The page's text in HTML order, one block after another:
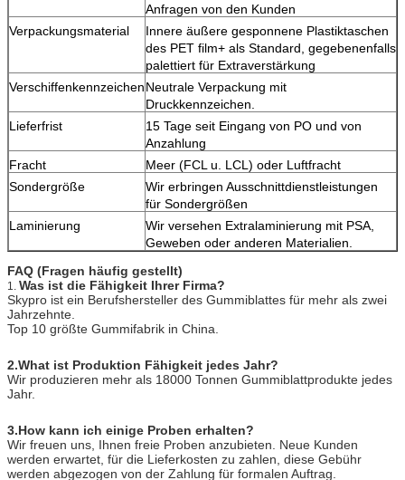
Anfragen von den Kunden
Verpackungsmaterial
Innere äußere gesponnene Plastiktaschen
des PET film+ als Standard, gegebenenfalls
palettiert für Extraverstärkung
VerschiffenkennzeichenNeutrale Verpackung mit
Druckkennzeichen.
Lieferfrist
15 Tage seit Eingang von PO und von
Anzahlung
Fracht
Meer (FCL u. LCL) oder Luftfracht
Sondergröße
Wir erbringen Ausschnittdienstleistungen
für Sondergrößen
Laminierung
Wir versehen Extralaminierung mit PSA,
Geweben oder anderen Materialien.
FAQ (Fragen häufig gestellt)
1. Was ist die Fähigkeit Ihrer Firma?
Skypro ist ein Berufshersteller des Gummiblattes für mehr als zwei
Jahrzehnte.
Top 10 größte Gummifabrik in China.
2.What ist Produktion Fähigkeit jedes Jahr?
Wir produzieren mehr als 18000 Tonnen Gummiblattprodukte jedes
Jahr.
3.How kann ich einige Proben erhalten?
Wir freuen uns, Ihnen freie Proben anzubieten. Neue Kunden
werden erwartet, für die Lieferkosten zu zahlen, diese Gebühr
werden abgezogen von der Zahlung für formalen Auftrag.